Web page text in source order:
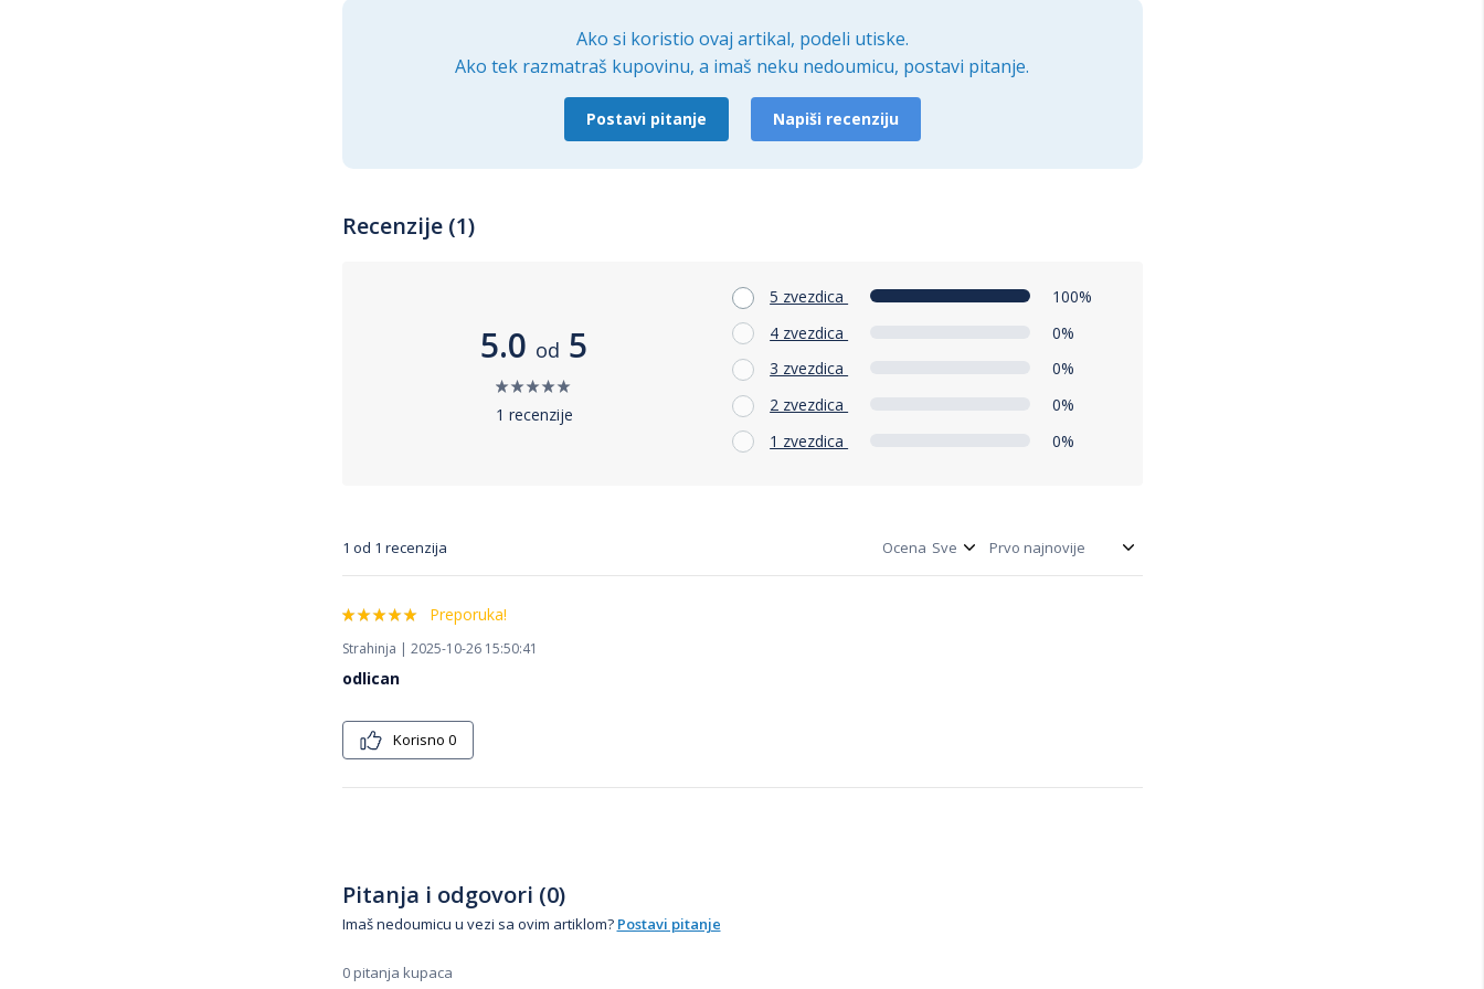
Ako si koristio ovaj artikal, podeli utiske.
Ako tek razmatraš kupovinu, a imaš neku nedoumicu, postavi pitanje.
Postavi pitanje Napiši recenziju
Recenzije (1)
5.0 od 5
1 recenzije
5 zvezdica
100%
4 zvezdica
0%
3 zvezdica
0%
2 zvezdica
0%
1 zvezdica
0%
1 od 1 recenzija Ocena
Preporuka!
Strahinja | 2025-10-26 15:50:41
odlican
Korisno 0
Pitanja i odgovori (0)
Imaš nedoumicu u vezi sa ovim artiklom? Postavi pitanje
0 pitanja kupaca